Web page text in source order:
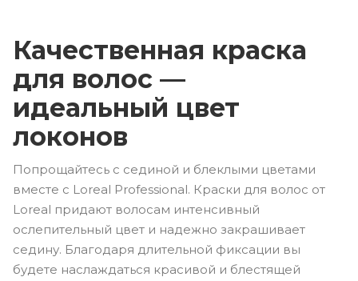
Качественная краска
для волос —
идеальный цвет
локонов
Попрощайтесь с сединой и блеклыми цветами
вместе с Loreal Professional. Краски для волос от
Loreal придают волосам интенсивный
ослепительный цвет и надежно закрашивает
седину. Благодаря длительной фиксации вы
будете наслаждаться красивой и блестящей